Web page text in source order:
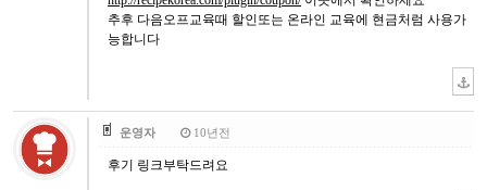
추후 다음오프교육때 할인또는 온라인 교육에 현금처럼 사용가
능합니다
운영자 10년전
후기 링크부탁드려요